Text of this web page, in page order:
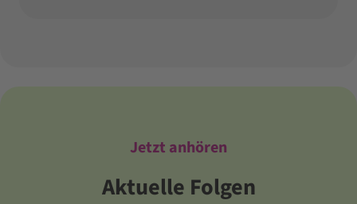
Jetzt anhören
Aktuelle Folgen